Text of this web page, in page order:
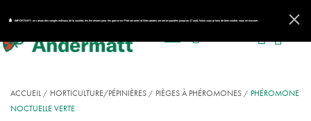
ACCUEIL HORTICULTURE/PÉPINIÈRES PIÈGES À PHÉROMONES
PHÉROMONE
NOCTUELLE VERTE
IMPORTANT : en raison des congés estivaux de la société, les livraisons pour les gammes Phéromones et Nématodes seront impactées jusqu'au 17 août. Nous vous prions de bien vouloir nous en excuser.